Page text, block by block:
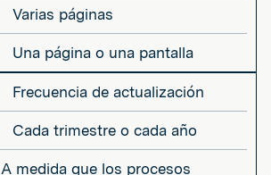
Varias páginas
Una página o una pantalla
Frecuencia de actualización
Cada trimestre o cada año
A medida que los procesos